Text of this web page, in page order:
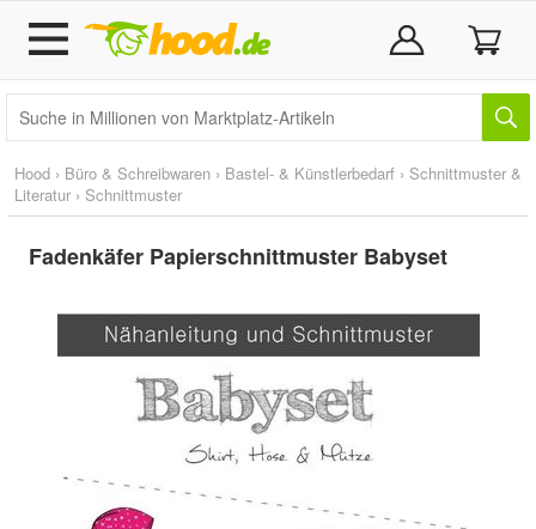
Hood › Büro & Schreibwaren › Bastel- & Künstlerbedarf › Schnittmuster &
Literatur › Schnittmuster
Fadenkäfer Papierschnittmuster Babyset